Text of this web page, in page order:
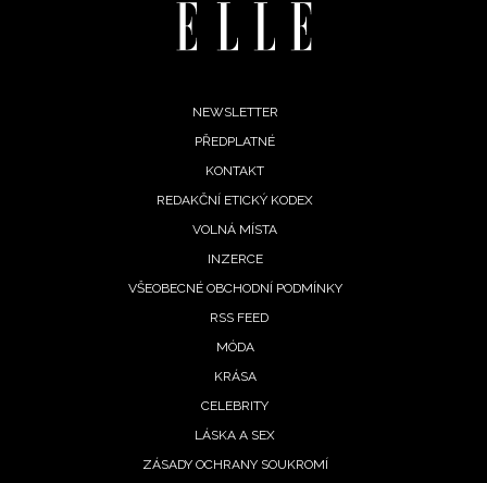
soukromí BurdaMedia Extra s.r.o., zaškrtněte toto pole.
NEWSLETTER
PŘEDPLATNÉ
KONTAKT
REDAKČNÍ ETICKÝ KODEX
VOLNÁ MÍSTA
INZERCE
VŠEOBECNÉ OBCHODNÍ PODMÍNKY
RSS FEED
MÓDA
KRÁSA
CELEBRITY
LÁSKA A SEX
ZÁSADY OCHRANY SOUKROMÍ